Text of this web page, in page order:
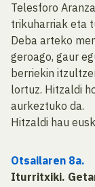
Telesforo
trikuharriak eta
Deba arteko
geroago, gaur
berriekin
lortuz. Hitzaldi
aurkeztuko da.
Hitzaldi hau
Otsailaren 8a.
Iturritxiki.